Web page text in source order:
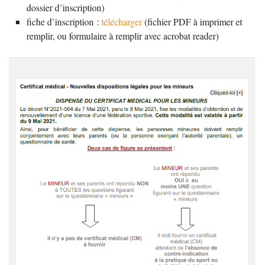
dossier d’inscription)
fiche d’inscription : télécharger(fichier PDF à imprimer et
remplir, ou formulaire à remplir avec acrobat reader)